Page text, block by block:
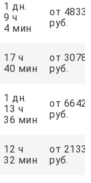
1 дн.
9 ч
4 мин
от
руб.
17 ч
40 мин
от
руб.
1 дн.
13 ч
36 мин
от
руб.
12 ч
32 мин
от
руб.